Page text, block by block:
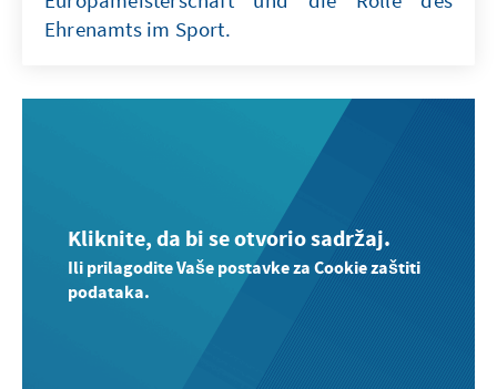
Ehrenamts im Sport.
Kliknite, da bi se otvorio sadržaj.
Ili prilagodite Vaše postavke za Cookie zaštiti
podataka.